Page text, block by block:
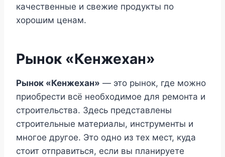
качественные и свежие продукты по
хорошим ценам.
Рынок «Кенжехан»
Рынок «Кенжехан» — это рынок, где можно
приобрести всё необходимое для ремонта и
строительства. Здесь представлены
строительные материалы, инструменты и
многое другое. Это одно из тех мест, куда
стоит отправиться, если вы планируете